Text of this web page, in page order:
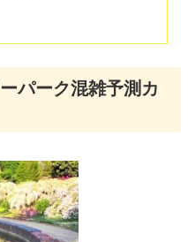
パーク混雑予測カ